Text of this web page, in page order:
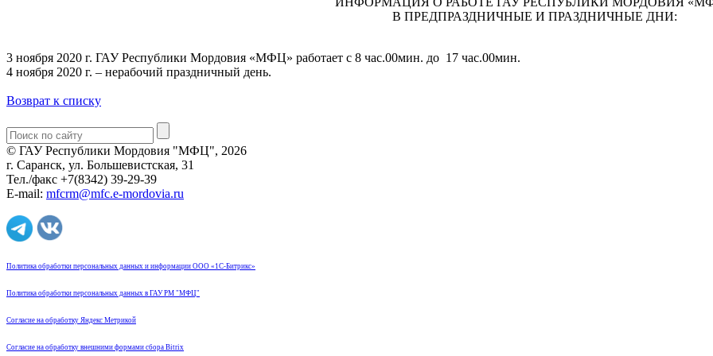
В ПРЕДПРАЗДНИЧНЫЕ И ПРАЗДНИЧНЫЕ ДНИ:
3 ноября 2020 г. ГАУ Республики Мордовия «МФЦ» работает с 8 час.00мин. до 17 час.00мин.
4 ноября 2020 г. – нерабочий праздничный день.
Возврат к списку
© ГАУ Республики Мордовия "МФЦ", 2026
г. Саранск, ул. Большевистская, 31
Тел./факс +7(8342) 39-29-39
E-mail: mfcrm@mfc.e-mordovia.ru
Политика обработки персональных данных и информации ООО «1С-Битрикс»
Политика обработки персональных данных в ГАУ РМ "МФЦ"
Согласие на обработку Яндекс Метрикой
Согласие на обработку внешними формами сбора Bitrix